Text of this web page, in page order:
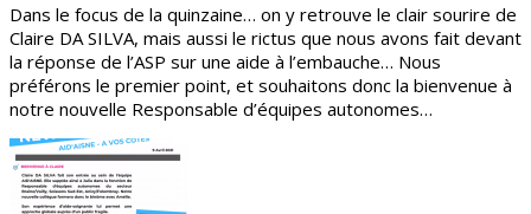
Dans le focus de la quinzaine… on y retrouve le clair sourire de
Claire DA SILVA, mais aussi le rictus que nous avons fait devant
la réponse de l’ASP sur une aide à l’embauche… Nous
préférons le premier point, et souhaitons donc la bienvenue à
notre nouvelle Responsable d’équipes autonomes…